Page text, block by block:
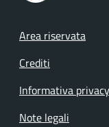
Footer
Area riservata
Crediti
Informativa privacy
Note legali